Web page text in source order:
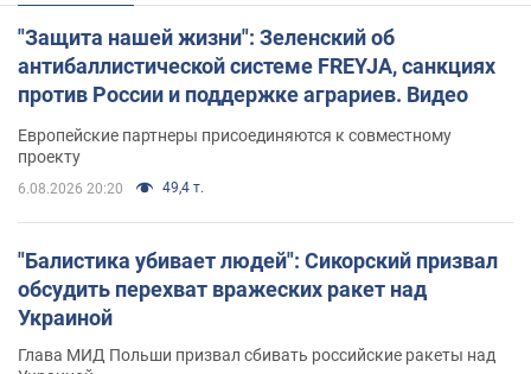
"Защита нашей жизни": Зеленский об
антибаллистической системе FREYJA, санкциях
против России и поддержке аграриев. Видео
Европейские партнеры присоединяются к совместному
проекту
6.08.2026 20:20 49,4 т.
"Балистика убивает людей": Сикорский призвал
обсудить перехват вражеских ракет над
Украиной
Глава МИД Польши призвал сбивать российские ракеты над